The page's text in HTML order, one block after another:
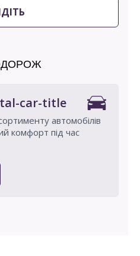
car-title
автомобілів
комфорт під час